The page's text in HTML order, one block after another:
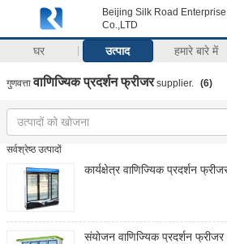
Beijing Silk Road
Co.,LTD
घर उत्पाद हमारे बारे में
गुणवत्ता वाणिज्यिक प्रदर्शन फ्रीजरsupplier. (6)
सर्वश्रेष्ठ उत्पादों
कार्यक्षेत्र वाणिज्यिक प्रदर्शन
संयोजन वाणिज्यिक प्रदर्शन फ्रीजर